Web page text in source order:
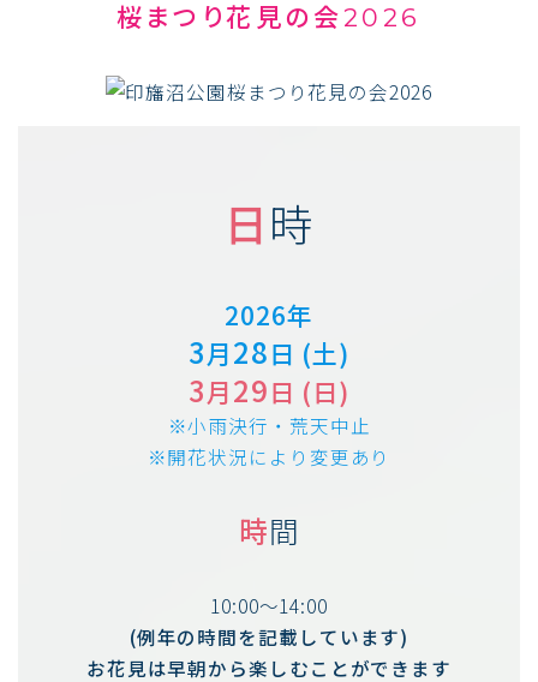
桜まつり花見の会2026
日時
2026年
3月28日 (土)
3月29日 (日)
※小雨決行・荒天中止
※開花状況により変更あり
時間
10:00～14:00
(例年の時間を記載しています)
お花見は早朝から楽しむことができます